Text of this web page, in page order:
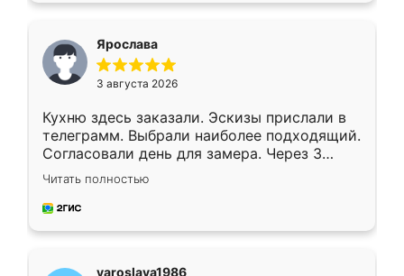
Ярослава
3 августа 2026
Кухню здесь заказали. Эскизы прислали в
телеграмм. Выбрали наиболее подходящий.
Согласовали день для замера. Через 3
недели кухня была уже готова. Остались
довольны работой. Спасибо Ренессанс
мебель за качественную работу!
Читать полностью
yaroslava1986